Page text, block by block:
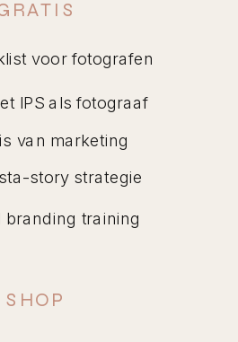
voor fotografen
story strategie
van marketing
branding training
SHOP
IPS als fotograaf